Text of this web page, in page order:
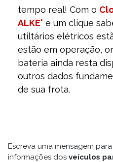
tempo real! Com o
ALKE' e um clique
utiltários elétricos
estão em operação,
bateria ainda resta
outros dados
de sua frota.
Escreva uma mensagem
informações dos veículos